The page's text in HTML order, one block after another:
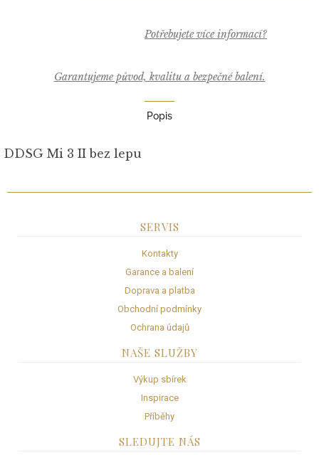
Garantujeme původ, kvalitu a bezpečné balení.
Popis
DDSG Mi 3 II bez lepu
SERVIS
Kontakty
Garance a balení
Doprava a platba
Obchodní podmínky
Ochrana údajů
NAŠE SLUŽBY
Výkup sbírek
Inspirace
Příběhy
SLEDUJTE NÁS